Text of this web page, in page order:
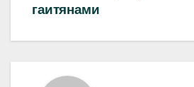
гаитянами